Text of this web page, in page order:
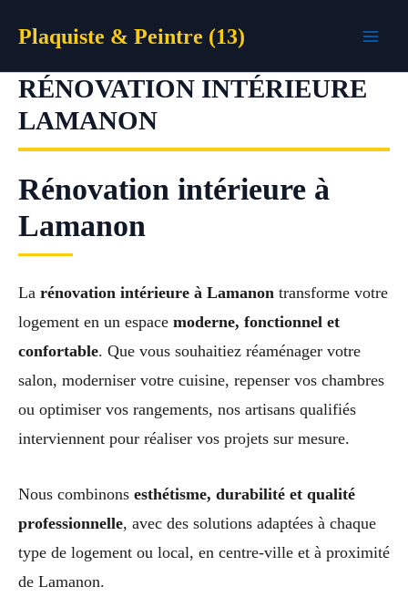
Plaquiste & Peintre (13)
RÉNOVATION INTÉRIEURE
LAMANON
Rénovation intérieure à
Lamanon
La rénovation intérieure à Lamanon transforme votre
logement en un espace moderne, fonctionnel et
confortable. Que vous souhaitiez réaménager votre
salon, moderniser votre cuisine, repenser vos chambres
ou optimiser vos rangements, nos artisans qualifiés
interviennent pour réaliser vos projets sur mesure.
Nous combinons esthétisme, durabilité et qualité
professionnelle, avec des solutions adaptées à chaque
type de logement ou local, en centre-ville et à proximité
de Lamanon.